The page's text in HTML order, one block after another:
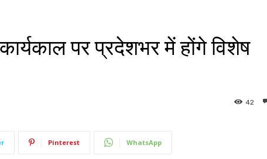
पर प्रदेशभर में होंगे विशेष
42
Pinterest WhatsApp